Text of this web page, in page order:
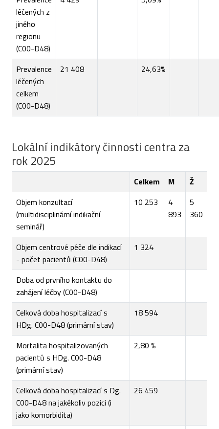
léčených z
jiného
regionu
(C00-D48)
Prevalence
léčených
celkem
(C00-D48)
21 408 24,63%
Lokální indikátory činnosti centra za
rok 2025
Celkem M
Ž
Objem konzultací
(multidisciplinární indikační
seminář)
10 253
4
893
5
360
Objem centrové péče dle indikací
- počet pacientů (C00-D48)
1 324
Doba od prvního kontaktu do
zahájení léčby (C00-D48)
Celková doba hospitalizací s
HDg. C00-D48 (primární stav)
18 594
Mortalita hospitalizovaných
pacientů s HDg. C00-D48
(primární stav)
2,80 %
Celková doba hospitalizací s Dg.
C00-D48 na jakékoliv pozici (i
jako komorbidita)
26 459